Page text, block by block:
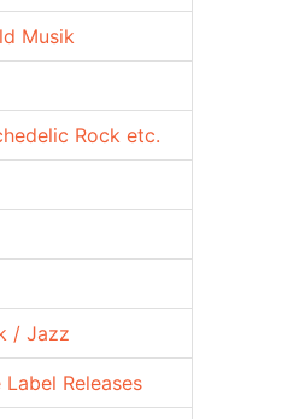
Musik
Rock etc.
/ Jazz
Releases